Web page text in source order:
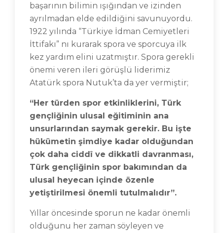
başarının bilimin ışığından ve izinden
ayrılmadan elde edildiğini savunuyordu.
1922 yılında “Türkiye İdman Cemiyetleri
İttifakı” nı kurarak spora ve sporcuya ilk
kez yardım elini uzatmıştır. Spora gerekli
önemi veren ileri görüşlü liderimiz
Atatürk spora Nutuk’ta da yer vermiştir;
“Her türden spor etkinliklerini, Türk
gençliğinin ulusal eğitiminin ana
unsurlarından saymak gerekir. Bu işte
hükümetin şimdiye kadar olduğundan
çok daha ciddî ve dikkatli davranması,
Türk gençliğinin spor bakımından da
ulusal heyecan içinde özenle
yetiştirilmesi önemli tutulmalıdır”.
Yıllar öncesinde sporun ne kadar önemli
olduğunu her zaman söyleyen ve